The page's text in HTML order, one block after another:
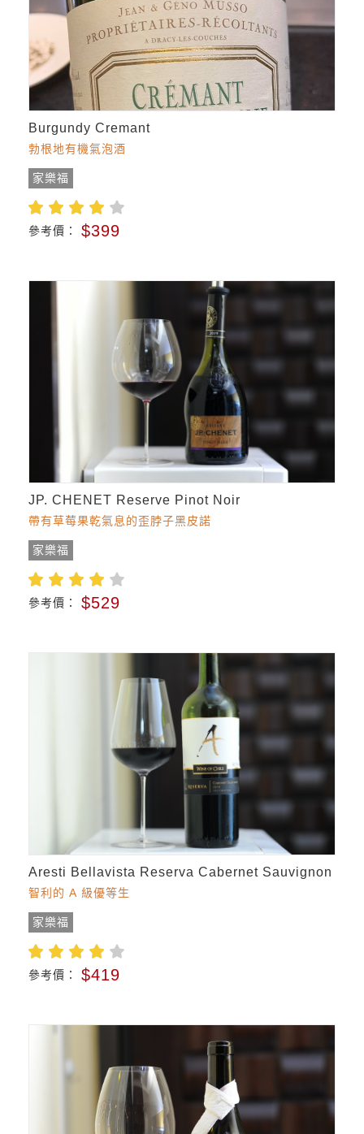
Burgundy Cremant
勃根地有機氣泡酒
家樂福
參考價： $399
JP. CHENET Reserve Pinot Noir
帶有草莓果乾氣息的歪脖子黑皮諾
家樂福
參考價： $529
Aresti Bellavista Reserva Cabernet Sauvignon
智利的 A 級優等生
家樂福
參考價： $419